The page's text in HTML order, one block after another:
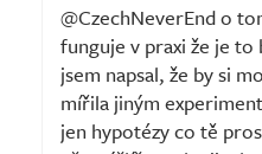
@CzechNeverEnd o
funguje v praxi že je
jsem napsal, že by si
mířila jiným
jen hypotézy co tě